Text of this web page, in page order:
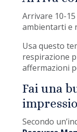
Arrivare 10-
ambientarti e
Usa questo
respirazione
affermazioni
Fai una
Secondo